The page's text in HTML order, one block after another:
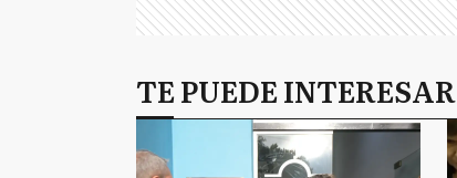
TE PUEDE INTERESAR